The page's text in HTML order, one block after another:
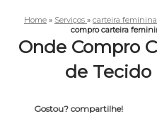
Home » Serviços » carteira feminina
compro carteira
Onde Compro
de Tecido
Gostou? compartilhe!